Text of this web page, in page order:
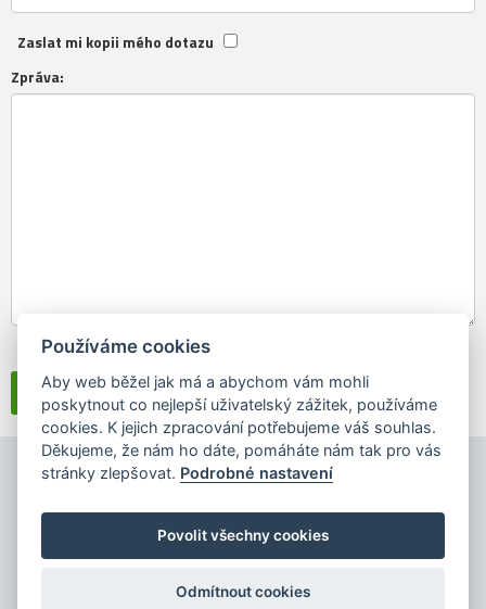
Zaslat mi kopii mého dotazu
Zpráva:
Souhlasím sezpracováním osobních údajů
Používáme cookies
Aby web běžel jak má a abychom vám mohli
poskytnout co nejlepší uživatelský zážitek, používáme
cookies. K jejich zpracování potřebujeme váš souhlas.
Děkujeme, že nám ho dáte, pomáháte nám tak pro vás
stránky zlepšovat. Podrobné nastavení
Povolit všechny cookies
Odmítnout cookies